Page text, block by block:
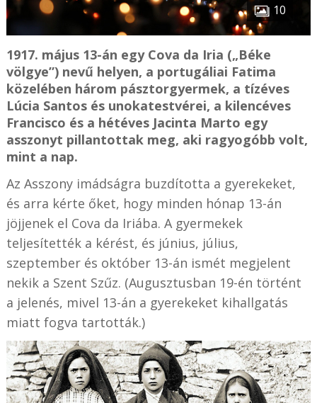
10
1917. május 13-án egy Cova da Iria („Béke
völgye”) nevű helyen, a portugáliai Fatima
közelében három pásztorgyermek, a tízéves
Lúcia Santos és unokatestvérei, a kilencéves
Francisco és a hétéves Jacinta Marto egy
asszonyt pillantottak meg, aki ragyogóbb volt,
mint a nap.
Az Asszony imádságra buzdította a gyerekeket,
és arra kérte őket, hogy minden hónap 13-án
jöjjenek el Cova da Iriába. A gyermekek
teljesítették a kérést, és június, július,
szeptember és október 13-án ismét megjelent
nekik a Szent Szűz. (Augusztusban 19-én történt
a jelenés, mivel 13-án a gyerekeket kihallgatás
miatt fogva tartották.)